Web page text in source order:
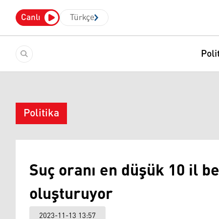
Canlı Türkçe
Politika
Suç oranı en düşük 10 il
oluşturuyor
2023-11-13 13:57